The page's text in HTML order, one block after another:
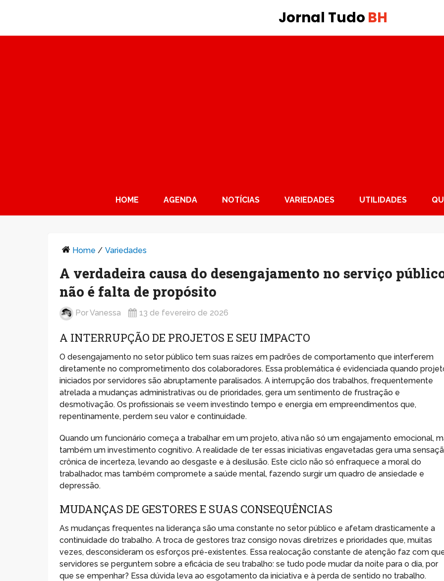
Jornal Tudo BH
HOME AGENDA NOTÍCIAS VARIEDADES UTILIDADES
Home / Variedades
A verdadeira causa do desengajamento no serviço
não é falta de propósito
PorVanessa 13 de fevereiro de 2026
A INTERRUPÇÃO DE PROJETOS E SEU IMPACTO
O desengajamento no setor público tem suas raízes em padrões de comportamento que interferem
diretamente no comprometimento dos colaboradores. Essa problemática é evidenciada quando
iniciados por servidores são abruptamente paralisados. A interrupção dos trabalhos, frequentemente
atrelada a mudanças administrativas ou de prioridades, gera um sentimento de frustração e
desmotivação. Os profissionais se veem investindo tempo e energia em empreendimentos que,
repentinamente, perdem seu valor e continuidade.
Quando um funcionário começa a trabalhar em um projeto, ativa não só um engajamento emocional,
também um investimento cognitivo. A realidade de ter essas iniciativas engavetadas gera uma
crônica de incerteza, levando ao desgaste e à desilusão. Este ciclo não só enfraquece a moral do
trabalhador, mas também compromete a saúde mental, fazendo surgir um quadro de ansiedade e
depressão.
MUDANÇAS DE GESTORES E SUAS CONSEQUÊNCIAS
As mudanças frequentes na liderança são uma constante no setor público e afetam drasticamente a
continuidade do trabalho. A troca de gestores traz consigo novas diretrizes e prioridades que, muitas
vezes, desconsideram os esforços pré-existentes. Essa realocação constante de atenção faz com
servidores se perguntem sobre a eficácia de seu trabalho: se tudo pode mudar da noite para o dia, por
que se empenhar? Essa dúvida leva ao esgotamento da iniciativa e à perda de sentido no trabalho.